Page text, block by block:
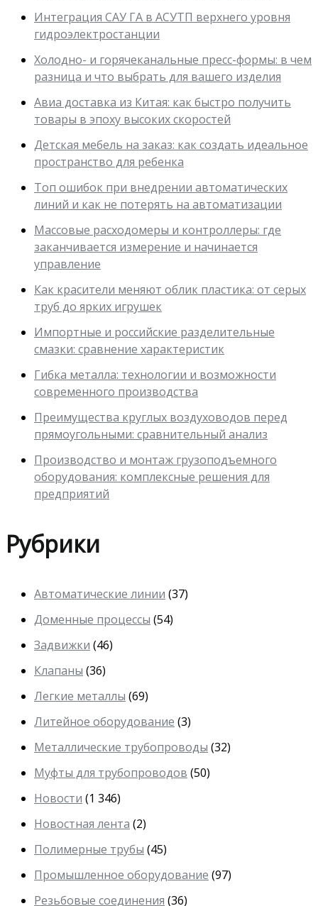
Интеграция САУ ГА в АСУТП верхнего уровня
гидроэлектростанции
Холодно- и горячеканальные пресс-формы: в чем
разница и что выбрать для вашего изделия
Авиа доставка из Китая: как быстро получить
товары в эпоху высоких скоростей
Детская мебель на заказ: как создать идеальное
пространство для ребенка
Топ ошибок при внедрении автоматических
линий и как не потерять на автоматизации
Массовые расходомеры и контроллеры: где
заканчивается измерение и начинается
управление
Как красители меняют облик пластика: от серых
труб до ярких игрушек
Импортные и российские разделительные
смазки: сравнение характеристик
Гибка металла: технологии и возможности
современного производства
Преимущества круглых воздуховодов перед
прямоугольными: сравнительный анализ
Производство и монтаж грузоподъемного
оборудования: комплексные решения для
предприятий
Рубрики
Автоматические линии (37)
Доменные процессы (54)
Задвижки (46)
Клапаны (36)
Легкие металлы (69)
Литейное оборудование (3)
Металлические трубопроводы (32)
Муфты для трубопроводов (50)
Новости (1 346)
Новостная лента (2)
Полимерные трубы (45)
Промышленное оборудование (97)
Резьбовые соединения (36)